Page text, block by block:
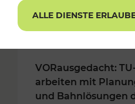
VORausgedacht:
arbeiten mit
und Bahnlösungen
ALLE DIENSTE